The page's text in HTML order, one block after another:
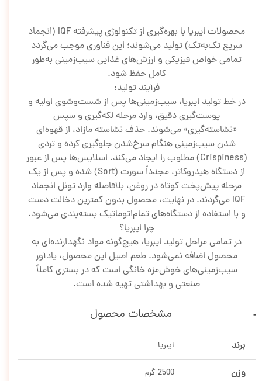
محصولات ایبریا با بهره‌گیری از تکنولوژی پیشرفته IQF (انجماد
سریع تک‌به‌تک) تولید می‌شوند؛ این فناوری موجب می‌گردد
تمامی خواص فیزیکی و ارزش‌های غذایی سیب‌زمینی به‌طور
کامل حفظ شود.
فرآیند تولید:
در خط تولید ایبریا، سیب‌زمینی‌ها پس از شست‌وشوی اولیه و
پوست‌گیری دقیق، وارد مرحله لکه‌گیری و سپس
«نشاسته‌گیری» می‌شوند. حذف نشاسته مازاد، از قهوه‌ای
شدن سیب‌زمینی هنگام سرخ‌شدن جلوگیری کرده و تردی
(Crispiness) مطلوب را ایجاد می‌کند. اسلایس‌ها پس از عبور
از دستگاه هیدروکاتر، مجدداً سورت (Sort) شده و پس از یک
مرحله پیش‌پخت کوتاه در روغن، بلافاصله وارد تونل انجماد
IQF می‌گردند. در نهایت، محصول بدون کمترین دخالت دست
و با استفاده از دستگاه‌های تمام‌اتوماتیک بسته‌بندی می‌شود.
چرا ایبریا؟
در تمامی مراحل تولید ایبریا، هیچ‌گونه مواد نگهدارنده‌ای به
محصول اضافه نمی‌شود. طعم اصیل این محصول، یادآور
سیب‌زمینی‌های خوش‌مزه خانگی است که در بستری کاملاً
صنعتی و بهداشتی تهیه شده است.
مشخصات محصول
برند ایبریا
وزن 2500 گرم